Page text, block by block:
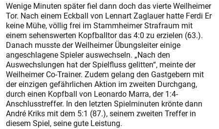
Wenige Minuten später fiel dann doch das vierte Weilheimer
Tor. Nach einem Eckball von Lennart Zaglauer hatte Ferdi Er
keine Mühe, völlig frei im Stammheimer Strafraum mit
einem sehenswerten Kopfballtor das 4:0 zu erzielen (63.).
Danach musste der Weilheimer Übungsleiter einige
angeschlagene Spieler auswechseln. „Nach den
Auswechslungen hat der Spielfluss gelitten“, meinte der
Weilheimer Co-Trainer. Zudem gelang den Gastgebern mit
der einzigen gefährlichen Aktion im zweiten Durchgang,
durch einen Kopfball von Leonardo Marra, der 1:4-
Anschlusstreffer. In den letzten Spielminuten krönte dann
André Kriks mit dem 5:1 (87.), seinem zweiten Treffer in
diesem Spiel, seine gute Leistung.